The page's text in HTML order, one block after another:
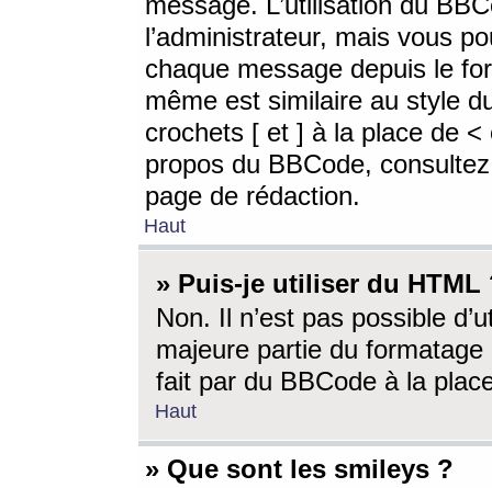
l’administrateur, mais vous
chaque message depuis le
même est similaire au style
crochets [ et ] à la place de <
propos du BBCode,
page de rédaction.
Haut
» Puis-je utiliser du HTML
Non. Il n’est pas possible
majeure partie du
fait par du BBCode à la
Haut
» Que sont les smileys ?